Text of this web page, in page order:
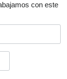
con este